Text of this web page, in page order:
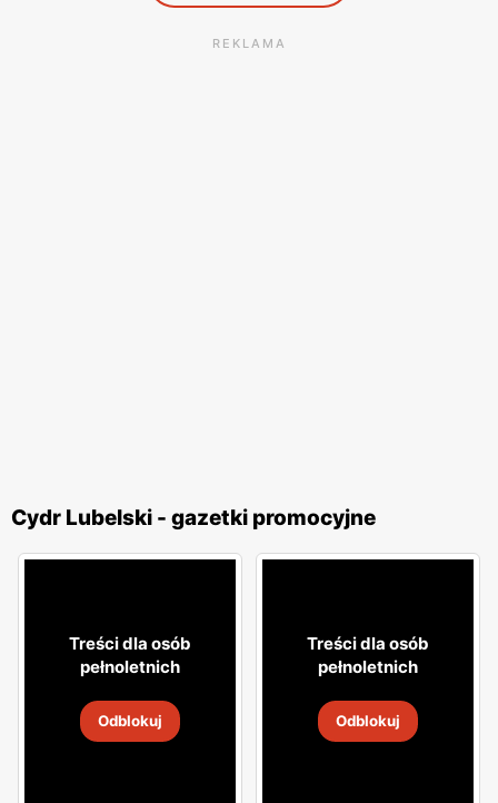
REKLAMA
Cydr Lubelski - gazetki promocyjne
Treści dla osób
pełnoletnich
Odblokuj
Treści dla osób
pełnoletnich
Odblokuj